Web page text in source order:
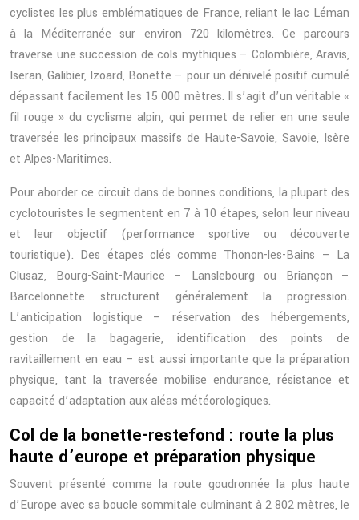
cyclistes les plus emblématiques de France, reliant le lac Léman
à la Méditerranée sur environ 720 kilomètres. Ce parcours
traverse une succession de cols mythiques – Colombière, Aravis,
Iseran, Galibier, Izoard, Bonette – pour un dénivelé positif cumulé
dépassant facilement les 15 000 mètres. Il s’agit d’un véritable «
fil rouge » du cyclisme alpin, qui permet de relier en une seule
traversée les principaux massifs de Haute-Savoie, Savoie, Isère
et Alpes-Maritimes.
Pour aborder ce circuit dans de bonnes conditions, la plupart des
cyclotouristes le segmentent en 7 à 10 étapes, selon leur niveau
et leur objectif (performance sportive ou découverte
touristique). Des étapes clés comme Thonon-les-Bains – La
Clusaz, Bourg-Saint-Maurice – Lanslebourg ou Briançon –
Barcelonnette structurent généralement la progression.
L’anticipation logistique – réservation des hébergements,
gestion de la bagagerie, identification des points de
ravitaillement en eau – est aussi importante que la préparation
physique, tant la traversée mobilise endurance, résistance et
capacité d’adaptation aux aléas météorologiques.
Col de la bonette-restefond : route la plus
haute d’europe et préparation physique
Souvent présenté comme la route goudronnée la plus haute
d’Europe avec sa boucle sommitale culminant à 2 802 mètres, le